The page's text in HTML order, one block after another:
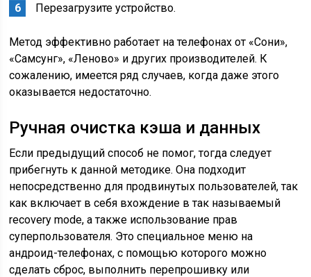
Перезагрузите устройство.
Метод эффективно работает на телефонах от «Сони»,
«Самсунг», «Леново» и других производителей. К
сожалению, имеется ряд случаев, когда даже этого
оказывается недостаточно.
Ручная очистка кэша и данных
Если предыдущий способ не помог, тогда следует
прибегнуть к данной методике. Она подходит
непосредственно для продвинутых пользователей, так
как включает в себя вхождение в так называемый
recovery mode, а также использование прав
суперпользователя. Это специальное меню на
андроид-телефонах, с помощью которого можно
сделать сброс, выполнить перепрошивку или